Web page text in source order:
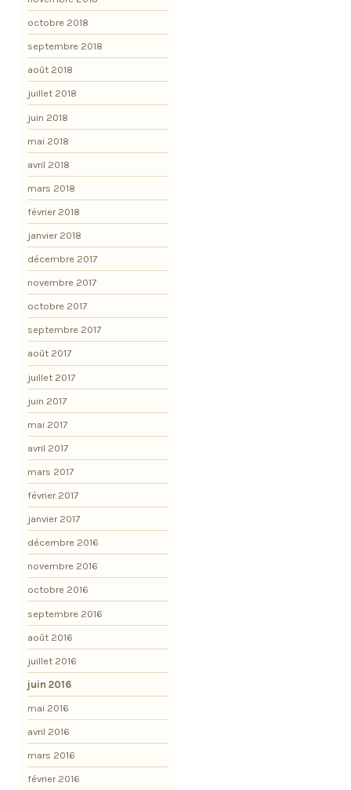
octobre 2018
septembre 2018
août 2018
juillet 2018
juin 2018
mai 2018
avril 2018
mars 2018
février 2018
janvier 2018
décembre 2017
novembre 2017
octobre 2017
septembre 2017
août 2017
juillet 2017
juin 2017
mai 2017
avril 2017
mars 2017
février 2017
janvier 2017
décembre 2016
novembre 2016
octobre 2016
septembre 2016
août 2016
juillet 2016
juin 2016
mai 2016
avril 2016
mars 2016
février 2016